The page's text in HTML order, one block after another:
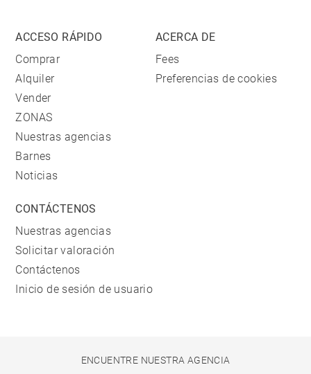
ACCESO RÁPIDO
Comprar
Alquiler
Vender
ZONAS
Nuestras agencias
Barnes
Noticias
ACERCA DE
Fees
Preferencias de cookies
CONTÁCTENOS
Nuestras agencias
Solicitar valoración
Contáctenos
Inicio de sesión de usuario
ENCUENTRE NUESTRA AGENCIA